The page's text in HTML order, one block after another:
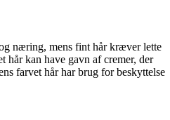
næring, mens fint hår kræver lette
hår kan have gavn af cremer, der
farvet hår har brug for beskyttelse